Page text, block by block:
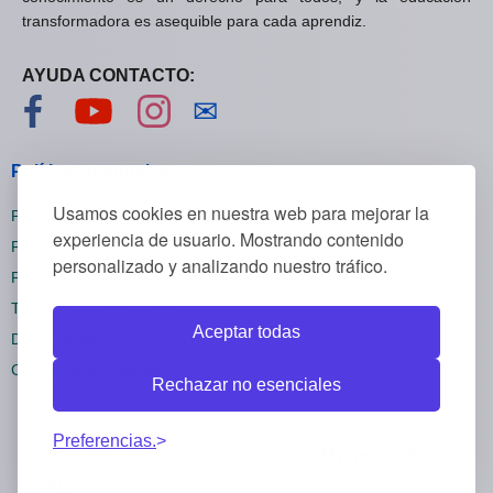
Usamos cookies en nuestra web para mejorar la
experiencia de usuario. Mostrando contenido
personalizado y analizando nuestro tráfico.
Aceptar todas
Rechazar no esenciales
Preferencias.
transformadora es asequible para cada aprendiz.
AYUDA CONTACTO:
Visítanos en Facebook
Visítanos en YouTube
Visítanos en Instagram
✉
Políticas generales
Políticas de privacidad
Políticas de cookies
Políticas de reembolsos
Términos y condiciones
Darse de baja
Configuración cookies
Todos los derechos reservados Mywebstudies ©